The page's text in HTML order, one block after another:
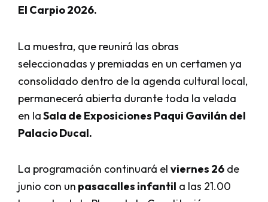
El Carpio 2026.
La muestra, que reunirá las obras
seleccionadas y premiadas en un certamen ya
consolidado dentro de la agenda cultural local,
permanecerá abierta durante toda la velada
en laSala de Exposiciones Paqui Gavilán del
Palacio Ducal.
La programación continuará el viernes 26 de
junio con un pasacalles infantil a las 21.00